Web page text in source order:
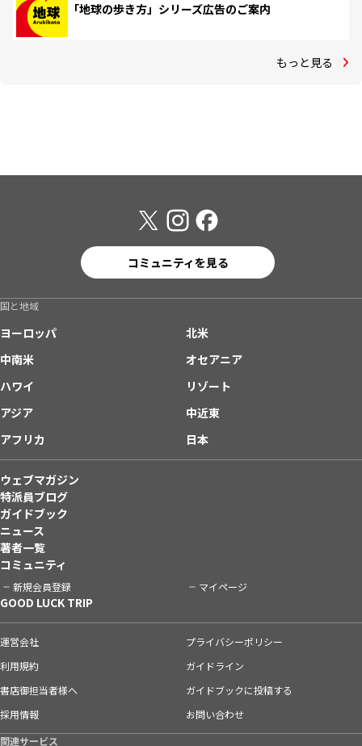
「地球の歩き方」シリーズ広告のご案内
もっと見る
コミュニティを見る
国と地域
ヨーロッパ
北米
中南米
オセアニア
ハワイ
リゾート
アジア
中近東
アフリカ
日本
ウェブマガジン
特派員ブログ
ガイドブック
ニュース
著者一覧
コミュニティ
新規会員登録 マイページ
GOOD LUCK TRIP
運営会社
プライバシーポリシー
利用規約
ガイドライン
書店御担当者様へ
ガイドブックに投稿する
採用情報
お問い合わせ
関連サービス